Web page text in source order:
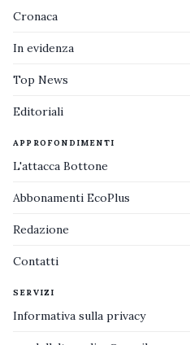
Cronaca
In evidenza
Top News
Editoriali
APPROFONDIMENTI
L'attacca Bottone
Abbonamenti EcoPlus
Redazione
Contatti
SERVIZI
Informativa sulla privacy